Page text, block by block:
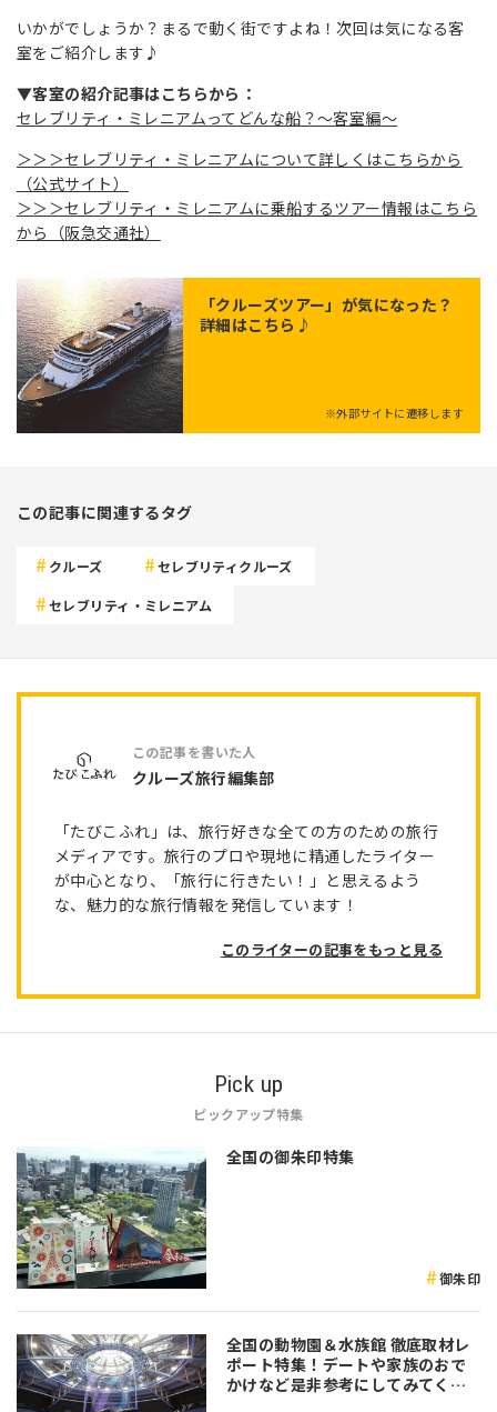
いかがでしょうか？まるで動く街ですよね！次回は気になる客
室をご紹介します♪
▼客室の紹介記事はこちらから：
セレブリティ・ミレニアムってどんな船？～客室編～
＞＞＞セレブリティ・ミレニアムについて詳しくはこちらから
（公式サイト）
＞＞＞セレブリティ・ミレニアムに乗船するツアー情報はこちら
から（阪急交通社）
「クルーズツアー」が気になった？
詳細はこちら♪
※外部サイトに遷移します
この記事に関連するタグ
クルーズ セレブリティクルーズ
セレブリティ・ミレニアム
クルーズ旅行編集部
「たびこふれ」は、旅行好きな全ての方のための旅行
メディアです。旅行のプロや現地に精通したライター
が中心となり、「旅行に行きたい！」と思えるよう
な、魅力的な旅行情報を発信しています！
このライターの記事をもっと見る
Pick up
ピックアップ特集
全国の御朱印特集
御朱印
全国の動物園＆水族館 徹底取材レ
ポート特集！デートや家族のおで
かけなど是非参考にしてみてくだ